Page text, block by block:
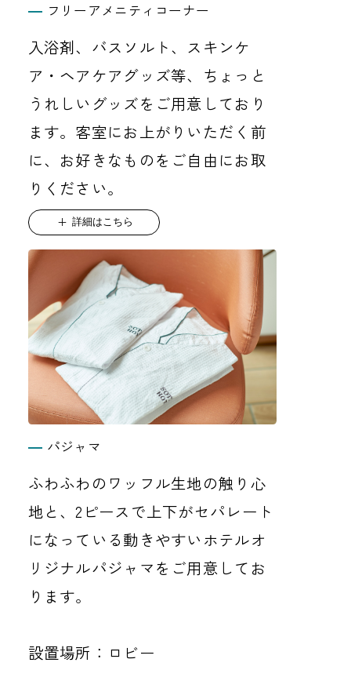
フリーアメニティコーナー
入浴剤、バスソルト、スキンケ
ア・ヘアケアグッズ等、ちょっと
うれしいグッズをご用意しており
ます。客室にお上がりいただく前
に、お好きなものをご自由にお取
りください。
詳細はこちら
パジャマ
ふわふわのワッフル生地の触り心
地と、2ピースで上下がセパレート
になっている動きやすいホテルオ
リジナルパジャマをご用意してお
ります。
設置場所：ロビー